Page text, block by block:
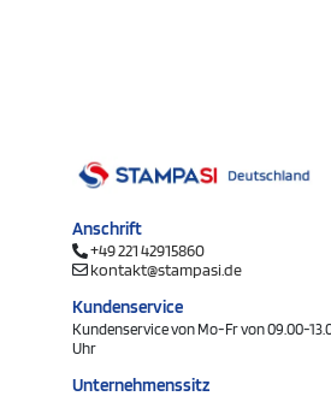
Anschrift
+49 221 42915860
kontakt@stampasi.de
Kundenservice
Kundenservice von Mo-Fr von 09.00-
Uhr
Unternehmenssitz